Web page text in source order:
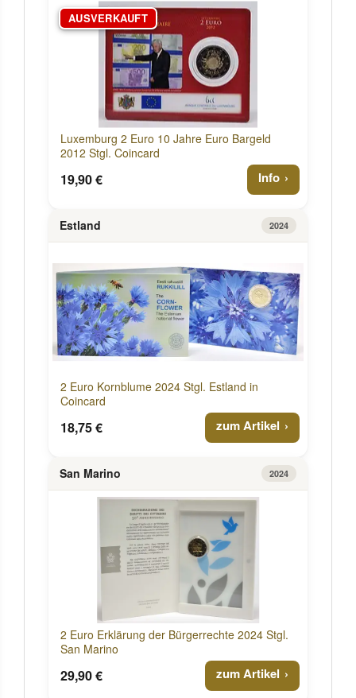
AUSVERKAUFT
Luxemburg 2 Euro 10 Jahre Euro Bargeld
2012 Stgl. Coincard
19,90 € Info
Estland 2024
2 Euro Kornblume 2024 Stgl. Estland in
Coincard
18,75 € zum Artikel
San Marino 2024
2 Euro Erklärung der Bürgerrechte 2024 Stgl.
San Marino
29,90 € zum Artikel